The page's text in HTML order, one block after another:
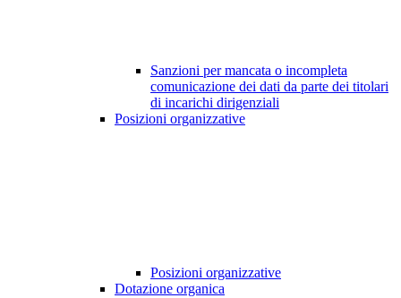
Sanzioni per mancata o incompleta
comunicazione dei dati da parte dei titolari
di incarichi dirigenziali
Posizioni organizzative
Posizioni organizzative
Dotazione organica